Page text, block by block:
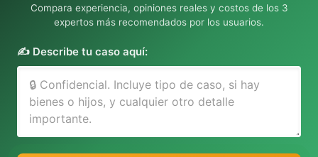
Compara experiencia, opiniones reales y costos de los 3
expertos más recomendados por los usuarios.
✍️ Describe tu caso aquí: